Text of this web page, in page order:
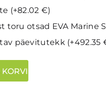
(+82.02 €)
toru otsad EVA Marine
päevitutekk (+492.35
KORVI